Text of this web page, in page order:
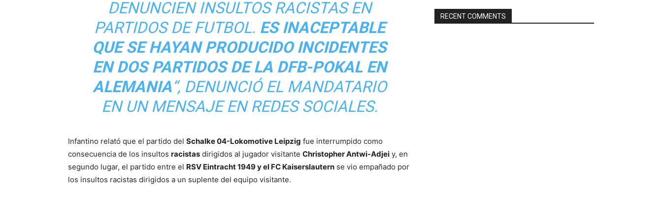
DENUNCIEN INSULTOS RACISTAS EN
PARTIDOS DE FUTBOL. ES INACEPTABLE
QUE SE HAYAN PRODUCIDO INCIDENTES
EN DOS PARTIDOS DE LA DFB-POKAL EN
ALEMANIA“, DENUNCIÓ EL MANDATARIO
EN UN MENSAJE EN REDES SOCIALES.
Infantino relató que el partido del Schalke 04-Lokomotive Leipzig fue interrumpido como
consecuencia de los insultos racistas dirigidos al jugador visitante Christopher Antwi-Adjei y, en
segundo lugar, el partido entre el RSV Eintracht 1949 y el FC Kaiserslautern se vio empañado por
los insultos racistas dirigidos a un suplente del equipo visitante.
RECENT COMMENTS